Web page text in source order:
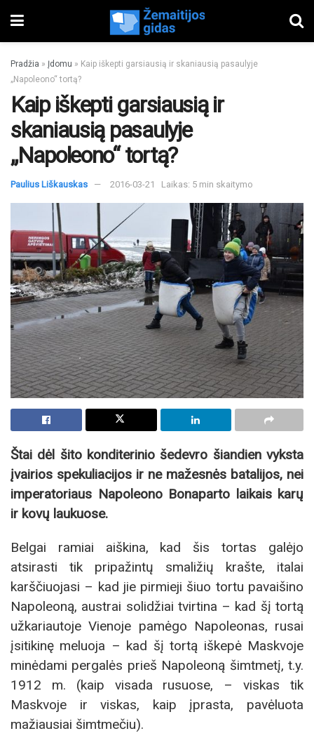
Pradžia » Įdomu » Kaip iškepti garsiausią ir skaniausią pasaulyje
„Napoleono“ tortą?
Kaip iškepti garsiausią ir
skaniausią pasaulyje
„Napoleono“ tortą?
Paulius Liškauskas 2016-03-21 Laikas: 5 min skaitymo
Štai dėl šito konditerinio šedevro šiandien vyksta
įvairios spekuliacijos ir ne mažesnės batalijos, nei
imperatoriaus Napoleono Bonaparto laikais karų
ir kovų laukuose.
Belgai ramiai aiškina, kad šis tortas galėjo
atsirasti tik pripažintų smaližių krašte, italai
karščiuojasi – kad jie pirmieji šiuo tortu pavaišino
Napoleoną, austrai solidžiai tvirtina – kad šį tortą
užkariautoje Vienoje pamėgo Napoleonas, rusai
įsitikinę meluoja – kad šį tortą iškepė Maskvoje
minėdami pergalės prieš Napoleoną šimtmetį, t.y.
1912 m. (kaip visada rusuose, – viskas tik
Maskvoje ir viskas, kaip įprasta, pavėluota
mažiausiai šimtmečiu).